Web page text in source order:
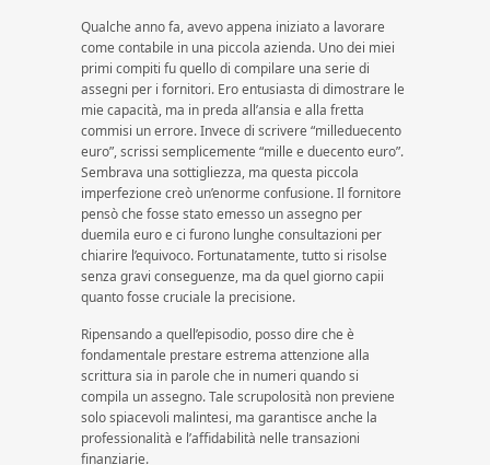
Qualche anno fa, avevo appena iniziato a lavorare
come contabile in una piccola azienda. Uno dei miei
primi compiti fu quello di compilare una serie di
assegni per i fornitori. Ero entusiasta di dimostrare le
mie capacità, ma in preda all’ansia e alla fretta
commisi un errore. Invece di scrivere “milleduecento
euro”, scrissi semplicemente “mille e duecento euro”.
Sembrava una sottigliezza, ma questa piccola
imperfezione creò un’enorme confusione. Il fornitore
pensò che fosse stato emesso un assegno per
duemila euro e ci furono lunghe consultazioni per
chiarire l’equivoco. Fortunatamente, tutto si risolse
senza gravi conseguenze, ma da quel giorno capii
quanto fosse cruciale la precisione.
Ripensando a quell’episodio, posso dire che è
fondamentale prestare estrema attenzione alla
scrittura sia in parole che in numeri quando si
compila un assegno. Tale scrupolosità non previene
solo spiacevoli malintesi, ma garantisce anche la
professionalità e l’affidabilità nelle transazioni
finanziarie.